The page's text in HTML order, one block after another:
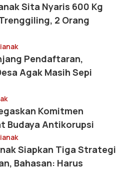
Sita Nyaris 600 Kg
2 Orang
Pendaftaran,
Agak Masih Sepi
Komitmen
Budaya Antikorupsi
Siapkan Tiga Strategi
Bahasan: Harus